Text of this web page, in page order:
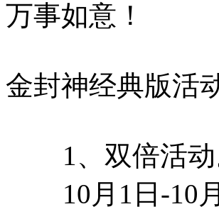
万事如意！
金封神经典版活
1、双倍活动
10月1日-10月